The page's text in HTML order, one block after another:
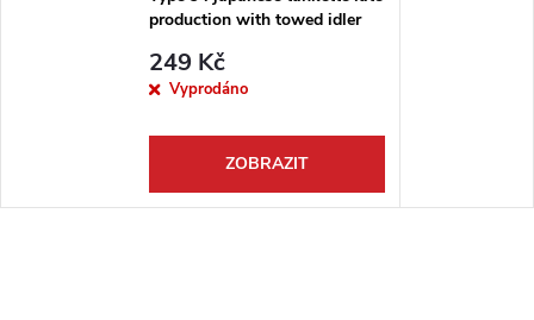
production with towed idler
249 Kč
Vyprodáno
ZOBRAZIT